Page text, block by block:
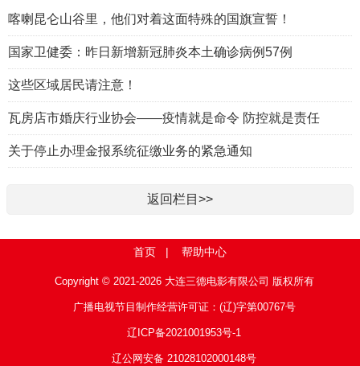
喀喇昆仑山谷里，他们对着这面特殊的国旗宣誓！
国家卫健委：昨日新增新冠肺炎本土确诊病例57例
这些区域居民请注意！
瓦房店市婚庆行业协会——疫情就是命令 防控就是责任
关于停止办理金报系统征缴业务的紧急通知
返回栏目>>
首页 | 帮助中心
Copyright © 2021-2026 大连三德电影有限公司 版权所有
广播电视节目制作经营许可证：(辽)字第00767号
辽ICP备2021001953号-1
辽公网安备 21028102000148号